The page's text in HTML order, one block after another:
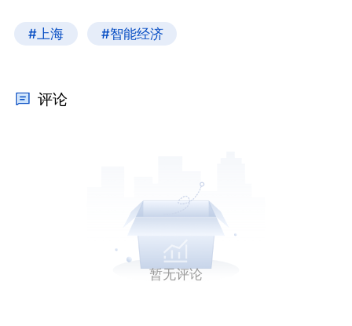
#上海 #智能经济
评论
暂无评论